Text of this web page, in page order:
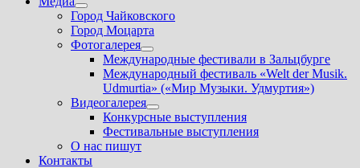
Показать
подменю
Город Чайковского
Город Моцарта
Фотогалерея
Показать
подменю
Международные фестивали в Зальцбурге
Международный фестиваль «Welt der Musik.
Udmurtia» («Мир Музыки. Удмуртия»)
Видеогалерея
Показать
подменю
Конкурсные выступления
Фестивальные выступления
О нас пишут
Контакты